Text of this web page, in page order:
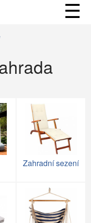
☰
Zahradní sezení